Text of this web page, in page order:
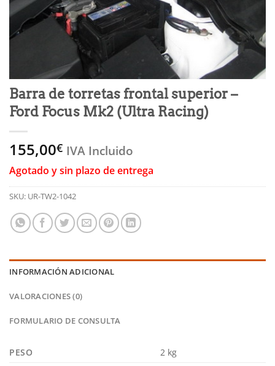
Barra de torretas frontal superior –
Ford Focus Mk2 (Ultra Racing)
155,00€ IVA Incluido
Agotado y sin plazo de entrega
SKU: UR-TW2-1042
INFORMACIÓN ADICIONAL
VALORACIONES (0)
FORMULARIO DE CONSULTA
PESO 2 kg